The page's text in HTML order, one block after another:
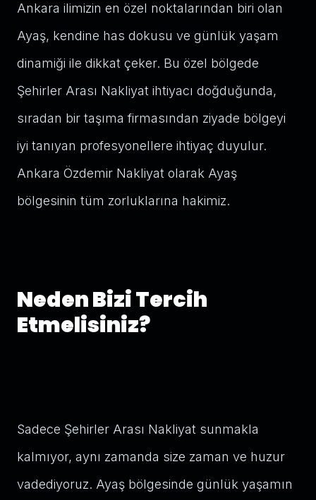
Ankara ilimizin en özel noktalarından biri olan
Ayaş, kendine has dokusu ve günlük yaşam
dinamiği ile dikkat çeker. Bu özel bölgede
Şehirler Arası Nakliyat ihtiyacı doğduğunda,
sıradan bir taşıma firmasından ziyade bölgeyi
iyi tanıyan profesyonellere ihtiyaç duyulur.
Ankara Özdemir Nakliyat olarak Ayaş
bölgesinin tüm zorluklarına hakimiz.
Neden Bizi Tercih
Etmelisiniz?
Sadece Şehirler Arası Nakliyat sunmakla
kalmıyor, aynı zamanda size zaman ve huzur
vadediyoruz. Ayaş bölgesinde günlük yaşamın